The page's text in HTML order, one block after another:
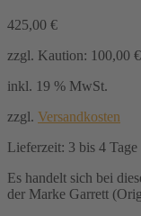
425,00 €
zzgl. Kaution: 100,00 €
inkl. 19 % MwSt.
zzgl. Versandkosten
Lieferzeit: 3 bis 4 Tage
Es handelt sich bei
der Marke Garrett